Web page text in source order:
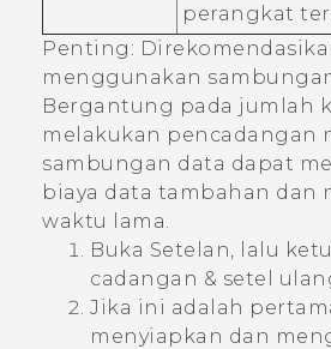
perangkat
Penting:
menggunakan
Bergantung pada jumlah
melakukan pencadangan
sambungan data dapat
biaya data tambahan dan
waktu lama.
Buka Setelan, lalu
cadangan & setel
Jika ini adalah
menyiapkan dan